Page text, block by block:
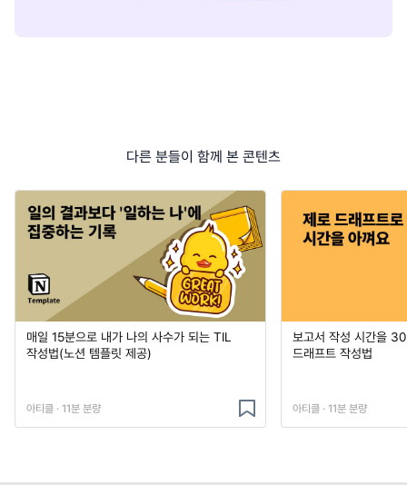
다른 분들이 함께 본 콘텐츠
매일 15분으로 내가 나의 사수가 되는 TIL
작성법(노션 템플릿 제공)
아티클 · 11분 분량
보고서 작성 시간을
드래프트 작성법
아티클 · 11분 분량